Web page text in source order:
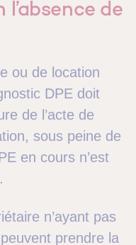
de
ou de location
DPE doit
de l’acte de
sous peine de
en cours n’est
n’ayant pas
prendre la